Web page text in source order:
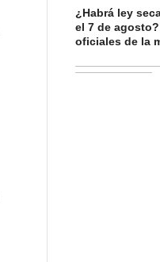
¿Habrá ley
el 7 de
oficiales de la